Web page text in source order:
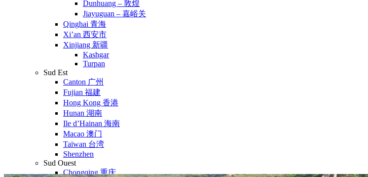
Dunhuang – 敦煌
Jiayuguan – 嘉峪关
Qinghai 青海
Xi’an 西安市
Xinjiang 新疆
Kashgar
Turpan
Sud Est
Canton 广州
Fujian 福建
Hong Kong 香港
Hunan 湖南
Ile d’Hainan 海南
Macao 澳门
Taïwan 台湾
Shenzhen
Sud Ouest
Chongqing 重庆